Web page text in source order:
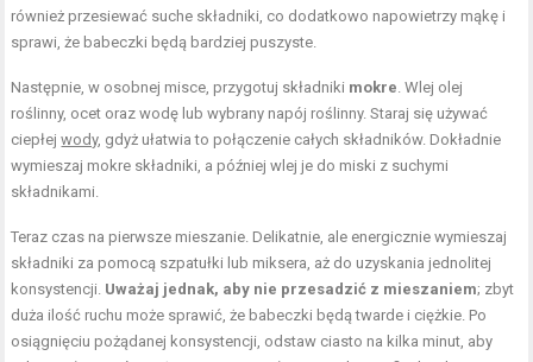
również przesiewać suche składniki, co dodatkowo napowietrzy mąkę i
sprawi, że babeczki będą bardziej puszyste.
Następnie, w osobnej misce, przygotuj składniki mokre. Wlej olej
roślinny, ocet oraz wodę lub wybrany napój roślinny. Staraj się używać
ciepłejwody, gdyż ułatwia to połączenie całych składników. Dokładnie
wymieszaj mokre składniki, a później wlej je do miski z suchymi
składnikami.
Teraz czas na pierwsze mieszanie. Delikatnie, ale energicznie wymieszaj
składniki za pomocą szpatułki lub miksera, aż do uzyskania jednolitej
konsystencji. Uważaj jednak, aby nie przesadzić z mieszaniem; zbyt
duża ilość ruchu może sprawić, że babeczki będą twarde i ciężkie. Po
osiągnięciu pożądanej konsystencji, odstaw ciasto na kilka minut, aby